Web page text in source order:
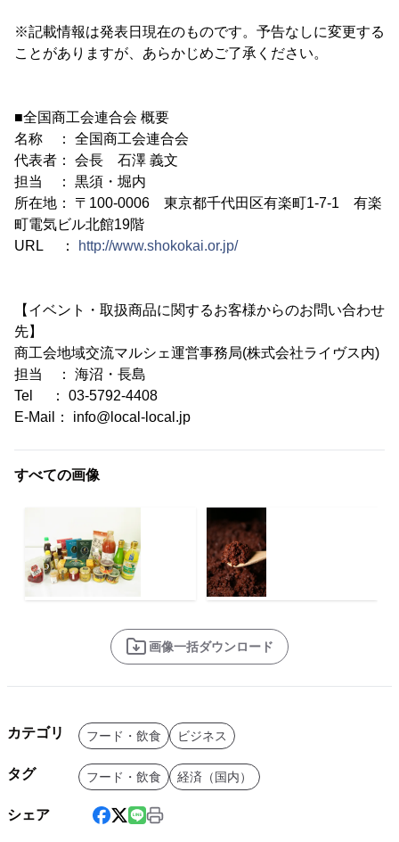
※記載情報は発表日現在のものです。予告なしに変更する
ことがありますが、あらかじめご了承ください。
■全国商工会連合会 概要
名称 ： 全国商工会連合会
代表者： 会長 石澤 義文
担当 ： 黒須・堀内
所在地： 〒100-0006 東京都千代田区有楽町1-7-1 有楽
町電気ビル北館19階
URL ：
http://www.shokokai.or.jp/
【イベント・取扱商品に関するお客様からのお問い合わせ
先】
商工会地域交流マルシェ運営事務局(株式会社ライヴス内)
担当 ： 海沼・長島
Tel ： 03-5792-4408
E-Mail： info@local-local.jp
すべての画像
画像一括ダウンロード
カテゴリ フード・飲食 ビジネス
タグ フード・飲食 経済（国内）
シェア